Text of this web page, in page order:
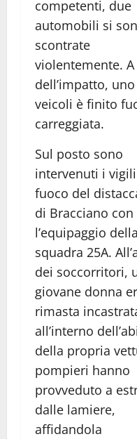
competenti, due
automobili si
scontrate
violentemente.
dell’impatto,
veicoli è finito
carreggiata.
Sul posto sono
intervenuti i
fuoco del
di Bracciano con
l’equipaggio della
squadra 25A.
dei soccorritori,
giovane donna
rimasta
all’interno
della propria
pompieri hanno
provveduto a
dalle lamiere,
affidandola